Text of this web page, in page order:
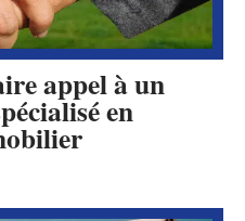
appel à un
en